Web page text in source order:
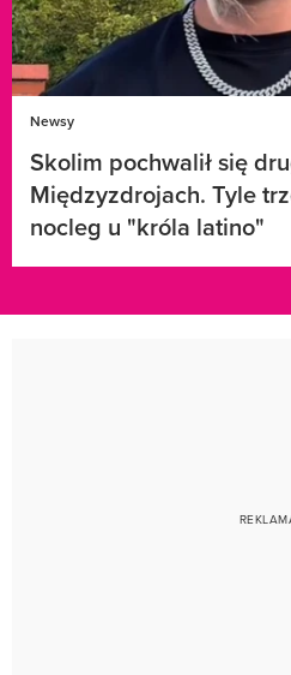
Newsy
Skolim pochwalił się
Międzyzdrojach. Tyle
nocleg u "króla latino"